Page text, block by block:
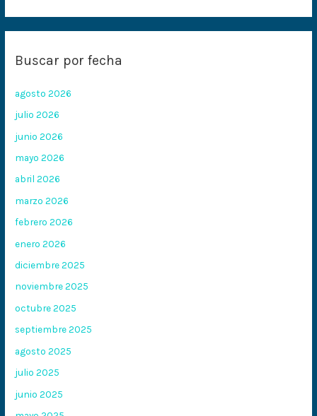
Buscar por fecha
agosto 2026
julio 2026
junio 2026
mayo 2026
abril 2026
marzo 2026
febrero 2026
enero 2026
diciembre 2025
noviembre 2025
octubre 2025
septiembre 2025
agosto 2025
julio 2025
junio 2025